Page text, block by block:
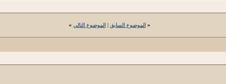
« الموضوع السابق | الموضوع التالي »